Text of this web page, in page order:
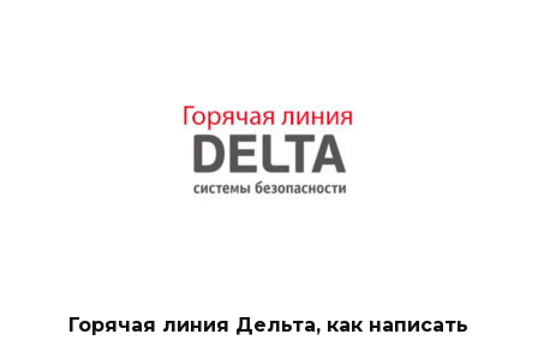
Горячая линия Дельта, как написать